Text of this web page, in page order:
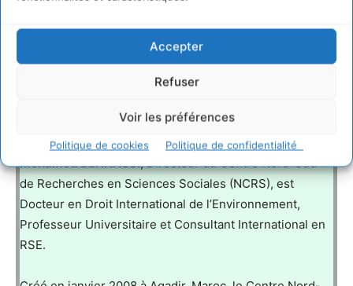
Accepter
Refuser
Voir les préférences
Politique de cookies Politique de confidentialité
Documents joints
tourisme durable-behnassi
Mohamed BEHNASSI, Directeur du Centre Nord-Sud
de Recherches en Sciences Sociales (NCRS), est
Docteur en Droit International de l’Environnement,
Professeur Universitaire et Consultant International en
RSE.